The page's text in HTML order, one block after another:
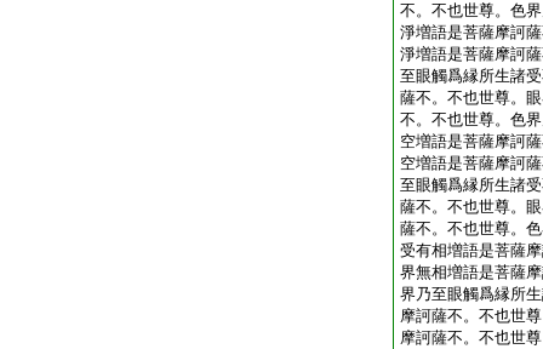
不。不也世尊。色
淨増語是菩薩摩訶
淨増語是菩薩摩訶
至眼觸爲縁所生諸
薩不。不也世尊。
不。不也世尊。色
空増語是菩薩摩訶
空増語是菩薩摩訶
至眼觸爲縁所生諸
薩不。不也世尊。
薩不。不也世尊。
受有相増語是菩薩
界無相増語是菩薩
界乃至眼觸爲縁所
摩訶薩不。不也世
摩訶薩不。不也世